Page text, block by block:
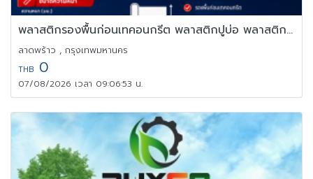
พลาสติกรองพื้นก่อนเทคอนกรีต พลาสติกปูบ่อ พลาสติกปูสระน้ำ
ลาดพร้าว , กรุงเทพมหานคร
THB 0
07/08/2026 เวลา 09:06:53 น.